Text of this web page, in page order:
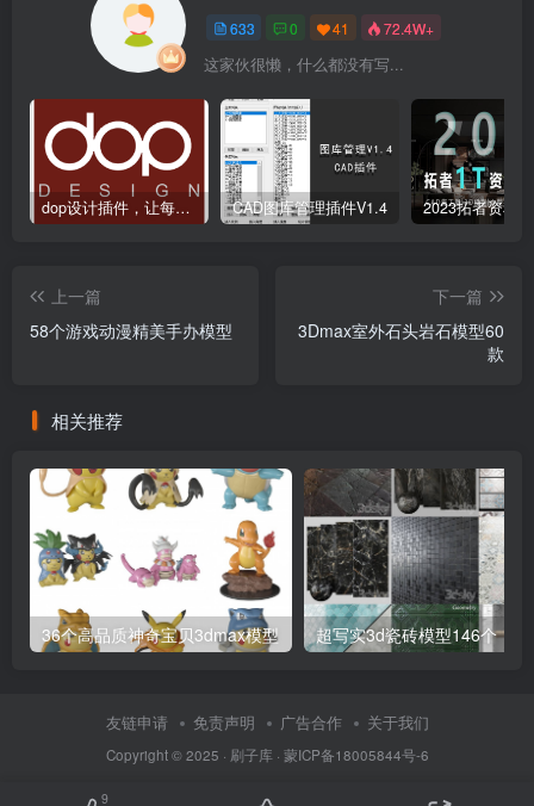
633 0 41 72.4W+
这家伙很懒，什么都没有写...
dop设计插件，让每个设计师都能享受到CAD制图的乐趣 CAD图库管理插件V1.4
上一篇
58个游戏动漫精美手办模型
下一篇
3Dmax室外石头岩石模型60
款
相关推荐
36个高品质神奇宝贝3dmax模型 超写实3d瓷砖模型146个
友链申请 免责声明 广告合作 关于我们
Copyright © 2025 · 刷子库 · 蒙ICP备18005844号-6
9